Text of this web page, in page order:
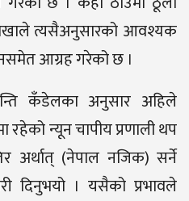
त्यसैअनुसारको आवश्यक
आग्रह गरेको छ ।
कँडेलका अनुसार अहिले
न्यून चापीय प्रणाली थप
अर्थात् (नेपाल नजिक) सर्ने
दिनुभयो । यसैको प्रभावले